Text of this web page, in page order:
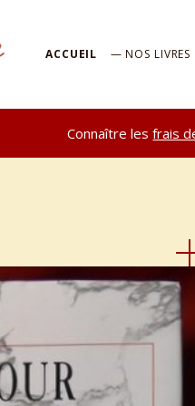
ACCUEIL NOS LIVRES
Connaître lesfrais